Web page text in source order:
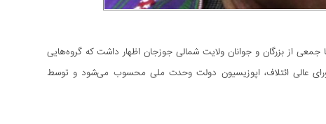
جمعی از بزرگان و جوانان ولایت شمالی جوزجان اظهار داشت که گروه‌هایی
عالی ائتلاف، اپوزیسیون دولت وحدت ملی محسوب می‌شود و توسط